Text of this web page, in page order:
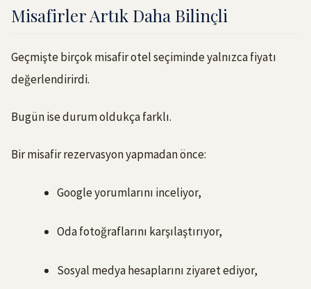
Misafirler Artık Daha Bilinçli
Geçmişte birçok misafir otel seçiminde yalnızca fiyatı
değerlendirirdi.
Bugün ise durum oldukça farklı.
Bir misafir rezervasyon yapmadan önce:
Google yorumlarını inceliyor,
Oda fotoğraflarını karşılaştırıyor,
Sosyal medya hesaplarını ziyaret ediyor,